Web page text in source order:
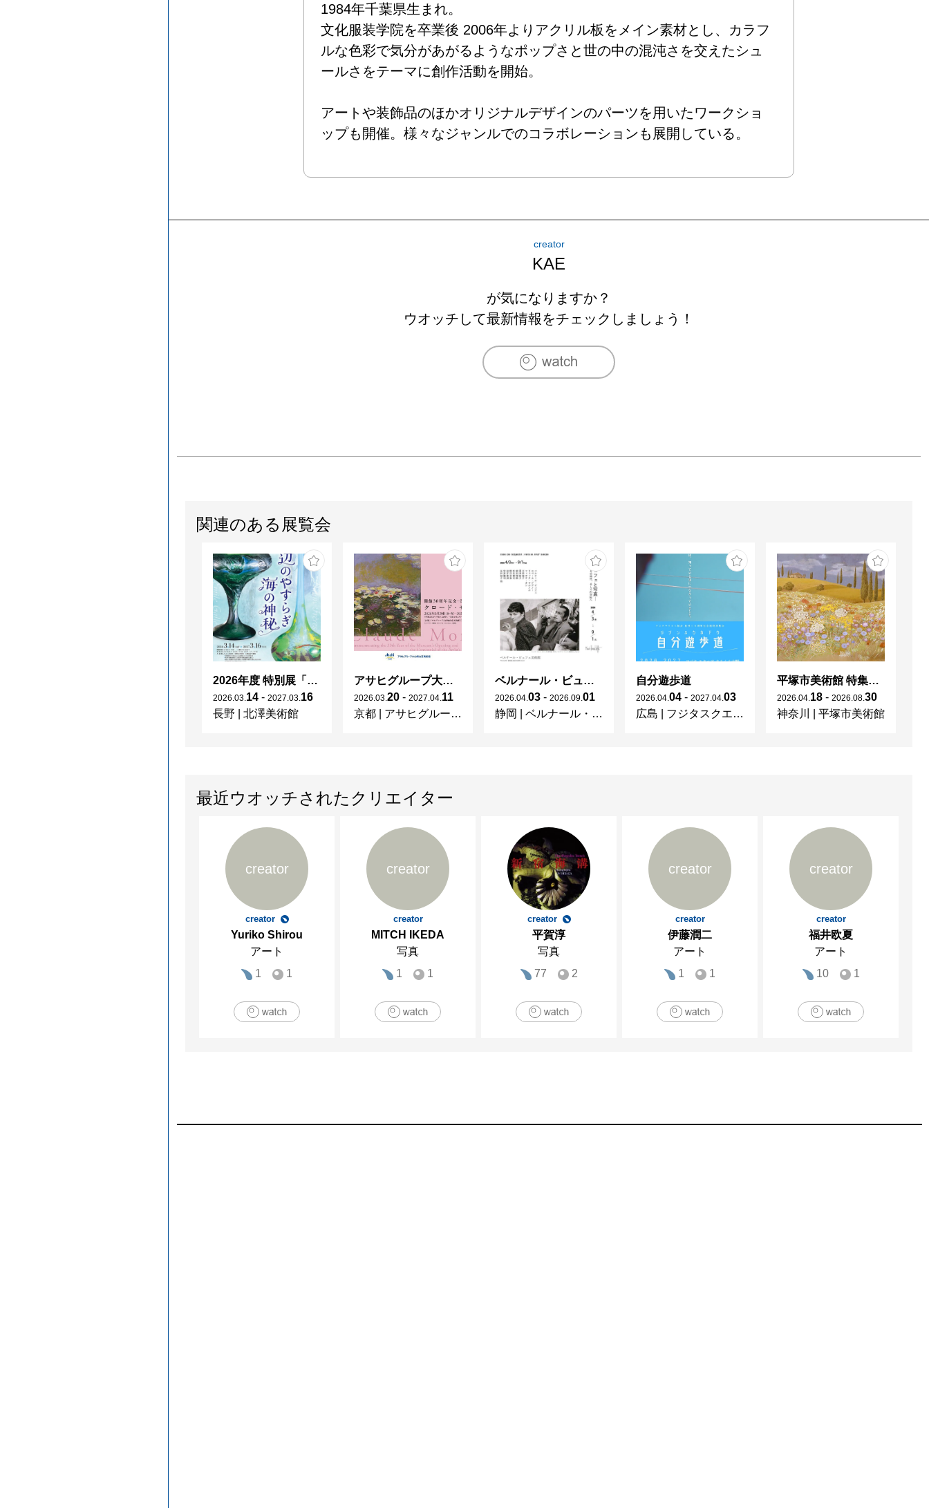
1984年千葉県生まれ。
文化服装学院を卒業後 2006年よりアクリル板をメイン素材とし、カラフ
ルな色彩で気分があがるようなポップさと世の中の混沌さを交えたシュ
ールさをテーマに創作活動を開始。
アートや装飾品のほかオリジナルデザインのパーツを用いたワークショ
ップも開催。様々なジャンルでのコラボレーションも展開している。
creator
KAE
が気になりますか？
ウオッチして最新情報をチェックしましょう！
関連のある展覧会
2026年度 特別展「ガレとドーム、アール･ヌーヴォーのガラス 水辺のやすらぎ、海の神秘」
2026 03 14 - 2027 03 16
長野
北澤美術館
アサヒグループ大山崎山荘美術館 開館30周年記念展「没後100年 クロード・モネ」
2026 03 20 - 2027 04 11
京都
アサヒグループ大山崎山荘美術館
ベルナール・ビュフェと写真 ーカメラがとらえたビュフェとその時代、そして21 世紀へ
2026 04 03 - 2026 09 01
静岡
ベルナール・ビュフェ美術館
自分遊歩道
2026 04 04 - 2027 04 03
広島
フジタスクエアまるくる大野
平塚市美術館 特集展 花の表現、その多様性／特別展示 新収蔵品展
2026 04 18 - 2026 08 30
神奈川
平塚市美術館
最近ウオッチされたクリエイター
creator
creator
Yuriko Shirou
アート
1
1
creator
creator
MITCH IKEDA
写真
1
1
creator
平賀淳
写真
77
2
creator
creator
伊藤潤二
アート
1
1
creator
creator
福井欧夏
アート
10
1